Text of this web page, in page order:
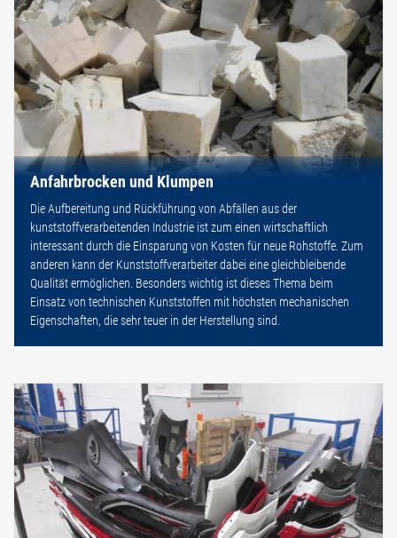
Anfahrbrocken und Klumpen
Die Aufbereitung und Rückführung von Abfällen aus der
kunststoffverarbeitenden Industrie ist zum einen wirtschaftlich
interessant durch die Einsparung von Kosten für neue Rohstoffe. Zum
anderen kann der Kunststoffverarbeiter dabei eine gleichbleibende
Qualität ermöglichen. Besonders wichtig ist dieses Thema beim
Einsatz von technischen Kunststoffen mit höchsten mechanischen
Eigenschaften, die sehr teuer in der Herstellung sind.